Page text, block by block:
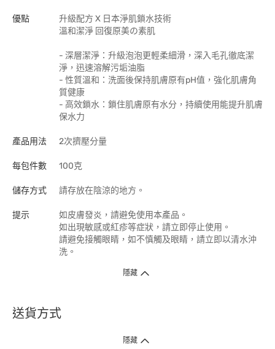
優點
升級配方 X 日本淨肌鎖水技術
溫和潔淨 回復原美の素肌
- 深層潔淨：升級泡泡更輕柔細滑，深入毛孔徹底潔
淨，迅速溶解污垢油脂
- 性質溫和：洗面後保持肌膚原有pH值，強化肌膚角
質健康
- 高效鎖水：鎖住肌膚原有水分，持續使用能提升肌膚
保水力
產品用法 2次擠壓分量
每包件數 100克
儲存方式 請存放在陰涼的地方。
提示
如皮膚發炎，請避免使用本產品。
如出現敏感或紅疹等症狀，請立即停止使用。
請避免接觸眼睛，如不慎觸及眼睛，請立即以清水沖
洗。
隱藏
送貨方式
1. 送貨到府（受衛生署條例規管產品除外 ）
隱藏